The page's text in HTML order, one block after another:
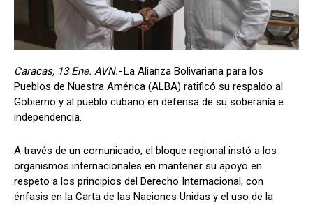
Caracas, 13 Ene. AVN.- La Alianza Bolivariana para los
Pueblos de Nuestra América (ALBA) ratificó su respaldo al
Gobierno y al pueblo cubano en defensa de su soberanía e
independencia.
A través de un comunicado, el bloque regional instó a los
organismos internacionales en mantener su apoyo en
respeto a los principios del Derecho Internacional, con
énfasis en la Carta de las Naciones Unidas y el uso de la